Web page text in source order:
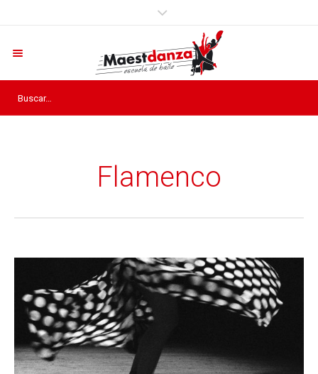
Flamenco